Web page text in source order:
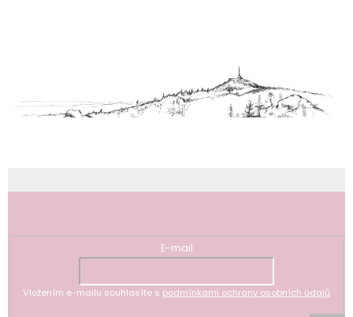
E-mail
Vložením e-mailu souhlasíte s podmínkami ochrany osobních údajů